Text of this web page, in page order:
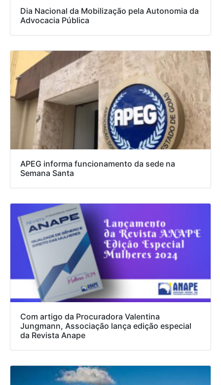
Dia Nacional da Mobilização pela Autonomia da
Advocacia Pública
APEG informa funcionamento da sede na
Semana Santa
Com artigo da Procuradora Valentina
Jungmann, Associação lança edição especial
da Revista Anape